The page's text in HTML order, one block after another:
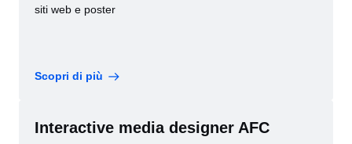
siti web e poster
Scopri di più
Interactive media designer AFC